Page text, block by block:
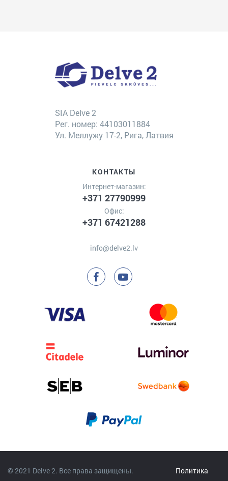
SIA Delve 2
Рег. номер: 44103011884
Ул. Меллужу 17-2, Рига, Латвия
КОНТАКТЫ
Интернет-магазин:
+371 27790999
Офис:
+371 67421288
info@delve2.lv
© 2021 Delve 2. Все права защищены.
Политика